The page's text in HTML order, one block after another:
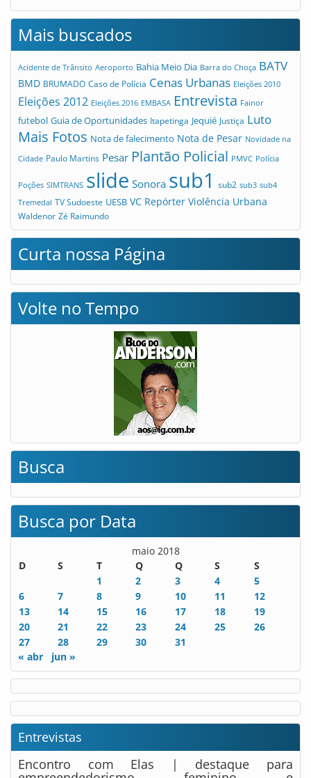
Mais buscados
Acidente de Trânsito Aeroporto Bahia Meio Dia Barra do Choça BATV
BMD BRUMADO Caso de Polícia Cenas Urbanas Eleições 2010
Eleições 2012 Eleições 2016 EMBASA Entrevista Fainor
futebol Guia de Oportunidades Itapetinga Jequié Justiça Luto
Mais Fotos Nota de falecimento Nota de Pesar Novidade na
Cidade Paulo Martins Pesar Plantão Policial PMVC Polícia
Poções SIMTRANS slide Sonora sub1 sub2 sub3 sub4
Tremedal TV Sudoeste UESB VC Repórter Violência Urbana
Waldenor Zé Raimundo
Curta nossa Página
Volte no Tempo
Busca
Busca por Data
maio 2018
D
S T Q Q S
S
1
2 3 4
5
6
7 8 9 10 11
12
13
14 15 16 17 18
19
20
21 22 23 24 25
26
27
28 29 30
31
« abr
jun »
Entrevistas
Encontro com Elas | destaque para